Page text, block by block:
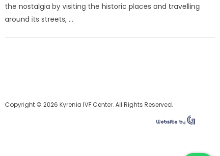
the nostalgia by visiting the historic places and travelling
around its streets, ...
Copyright © 2026 Kyrenia IVF Center. All Rights Reserved.